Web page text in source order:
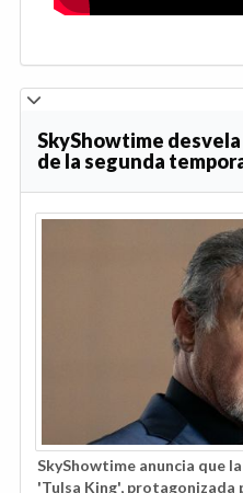
SkyShowtime
de la segunda
SkyShowtime anuncia que
'Tulsa King', protagonizada